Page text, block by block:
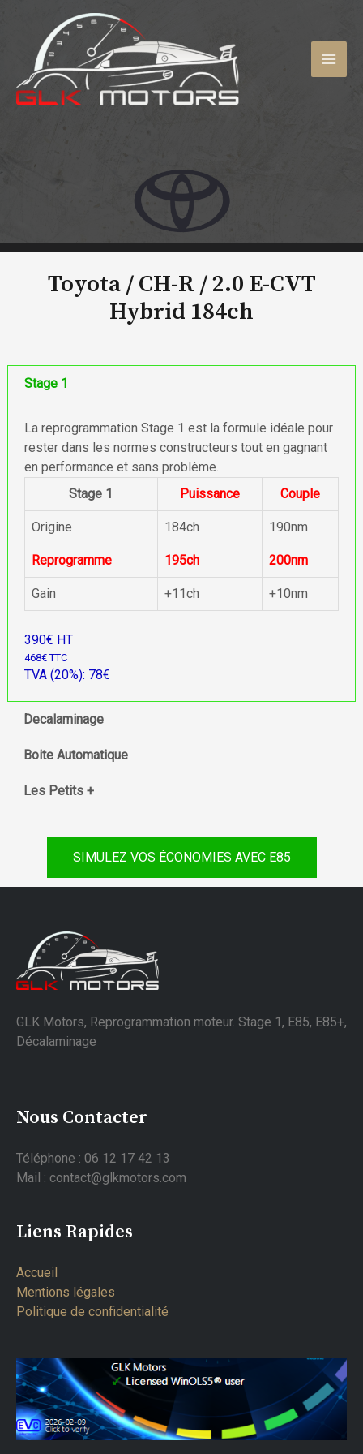
contenu
Toyota / CH-R /2.0 E-CVT
Hybrid 184ch
Stage 1
La reprogrammation Stage 1 est la formule idéale pour
rester dans les normes constructeurs tout en gagnant
en performance et sans problème.
Stage 1
Puissance Couple
Origine 184ch 190nm
Reprogramme 195ch 200nm
Gain +11ch +10nm
390€ HT
468€ TTC
TVA (20%): 78€
Decalaminage
Boite Automatique
Les Petits +
SIMULEZ VOS ÉCONOMIES AVEC E85
GLK Motors, Reprogrammation moteur. Stage 1, E85, E85+,
Décalaminage
Nous Contacter
Téléphone : 06 12 17 42 13
Mail : contact@glkmotors.com
Liens Rapides
Accueil
Mentions légales
Politique de confidentialité